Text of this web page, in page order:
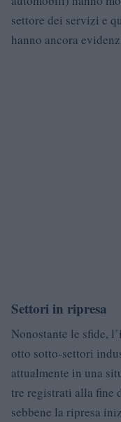
settore dei servizi e
hanno ancora
Settori in ripresa
Nonostante le sfide,
otto sotto-settori
attualmente in una
tre registrati alla fine
sebbene la ripresa